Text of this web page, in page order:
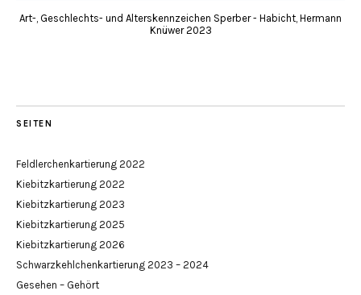
Art-, Geschlechts- und Alterskennzeichen Sperber - Habicht, Hermann
Knüwer 2023
SEITEN
Feldlerchenkartierung 2022
Kiebitzkartierung 2022
Kiebitzkartierung 2023
Kiebitzkartierung 2025
Kiebitzkartierung 2026
Schwarzkehlchenkartierung 2023 – 2024
Gesehen – Gehört